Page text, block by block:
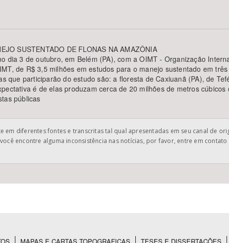
Área Protegida
SUSTENTADO DE FLONAS NA AMAZÔNIA
dia 3 de outubro, em Belém (PA), com a OIMT - Organização
de R$ 3,5 milhões em estudos para o manejo sustentado em
que participarão do estudo são: a floresta de Caxiuanã (PA), de
é de elas produzam cerca de 20 milhões de metros
públicas
diferentes fontes e transcritas tal qual apresentadas em seu canal de
encontre alguma inconsistência nas notícias, por favor, entre em